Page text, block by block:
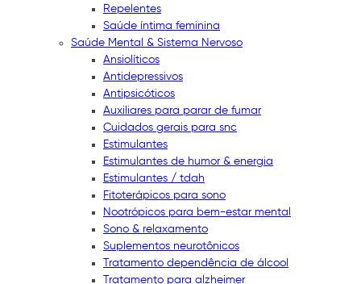
Repelentes
Saúde íntima feminina
Saúde Mental & Sistema Nervoso
Ansiolíticos
Antidepressivos
Antipsicóticos
Auxiliares para parar de fumar
Cuidados gerais para snc
Estimulantes
Estimulantes de humor & energia
Estimulantes / tdah
Fitoterápicos para sono
Nootrópicos para bem-estar mental
Sono & relaxamento
Suplementos neurotônicos
Tratamento dependência de álcool
Tratamento para alzheimer